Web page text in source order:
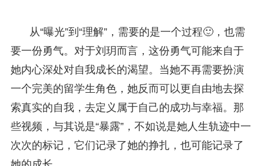
从“曝光”到“理解”，需要的是一个过程🙂，也需
要一份勇气。对于刘玥而言，这份勇气可能来自于
她内心深处对自我成长的渴望。当她不再需要扮演
一个完美的留学生角色，她反而可以更自由地去探
索真实的自我，去定义属于自己的成功与幸福。那
些视频，与其说是“暴露”，不如说是她人生轨迹中一
次次的标记，它们记录了她的挣扎，也可能记录了